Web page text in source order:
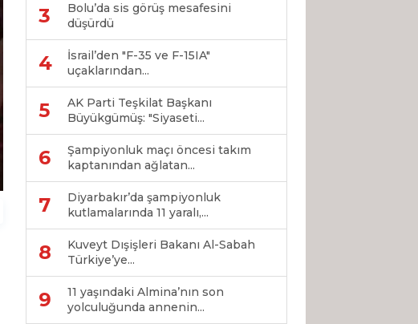
3
Bolu’da sis görüş mesafesini
düşürdü
4
İsrail’den "F-35 ve F-15IA"
uçaklarından...
5
AK Parti Teşkilat Başkanı
Büyükgümüş: "Siyaseti...
6
Şampiyonluk maçı öncesi takım
kaptanından ağlatan...
7
Diyarbakır’da şampiyonluk
kutlamalarında 11 yaralı,...
8
Kuveyt Dışişleri Bakanı Al-Sabah
Türkiye’ye...
9
11 yaşındaki Almina’nın son
yolculuğunda annenin...